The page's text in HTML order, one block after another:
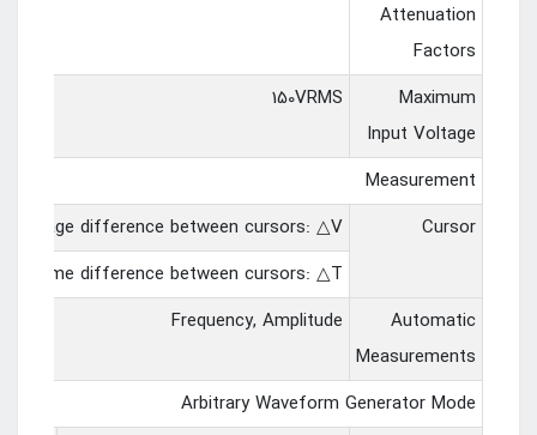
Attenuation
Factors
Maximum
Input Voltage
150VRMS
Measurement
Cursor
Voltage difference between cursors: △V
Time difference between cursors: △T
Automatic
Measurements
Frequency, Amplitude
Arbitrary Waveform Generator Mode